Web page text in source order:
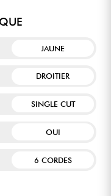
JAUNE
DROITIER
SINGLE CUT
OUI
6 CORDES